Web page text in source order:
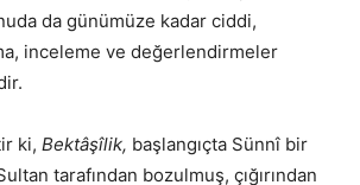
da günümüze kadar ciddi,
inceleme ve değerlendirmeler
ki, Bektâşîlik, başlangıçta Sünnî bir
tarafından bozulmuş, çığırından